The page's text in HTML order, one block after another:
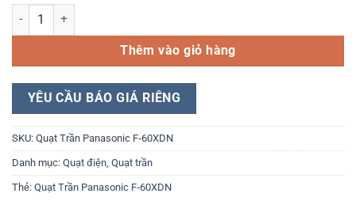
Quạt Trần Panasonic F‑60XDN số lượng
Thêm vào giỏ hàng
YÊU CẦU BÁO GIÁ RIÊNG
SKU: Quạt Trần Panasonic F‑60XDN
Danh mục: Quạt điện, Quạt trần
Thẻ: Quạt Trần Panasonic F‑60XDN